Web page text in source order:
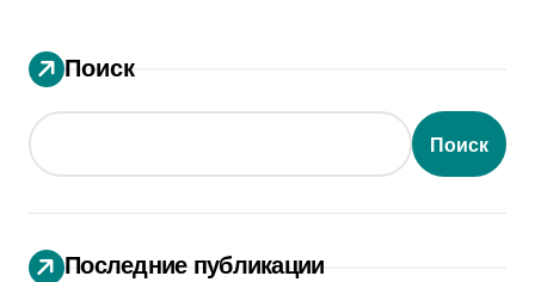
Поиск
Поиск
Последние публикации